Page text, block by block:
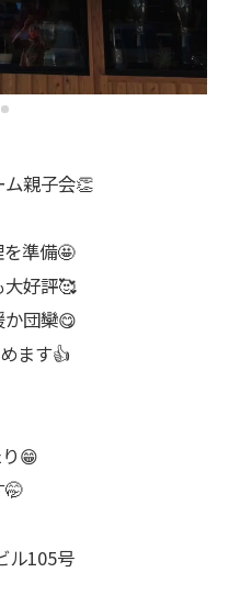
親子会👏
準備🤩
好評🥰
か団欒😋
ます👍
😁
🤭
ル105号